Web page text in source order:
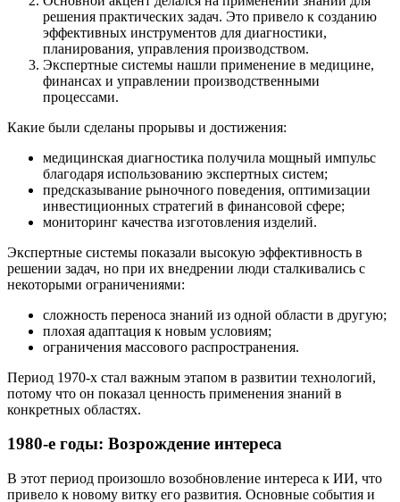
решения практических задач. Это привело к созданию
эффективных инструментов для диагностики,
планирования, управления производством.
Экспертные системы нашли применение в медицине,
финансах и управлении производственными
процессами.
Какие были сделаны прорывы и достижения:
медицинская диагностика получила мощный импульс
благодаря использованию экспертных систем;
предсказывание рыночного поведения, оптимизации
инвестиционных стратегий в финансовой сфере;
мониторинг качества изготовления изделий.
Экспертные системы показали высокую эффективность в
решении задач, но при их внедрении люди сталкивались с
некоторыми ограничениями:
сложность переноса знаний из одной области в другую;
плохая адаптация к новым условиям;
ограничения массового распространения.
Период 1970-х стал важным этапом в развитии технологий,
потому что он показал ценность применения знаний в
конкретных областях.
1980-е годы: Возрождение интереса
В этот период произошло возобновление интереса к ИИ, что
привело к новому витку его развития. Основные события и